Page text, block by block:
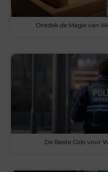
Ontdek de Magie van
De Beste Gids voor